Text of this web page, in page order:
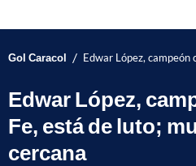
Gol Caracol / Edwar López, campeón
Edwar López,
Fe, está de luto;
cercana